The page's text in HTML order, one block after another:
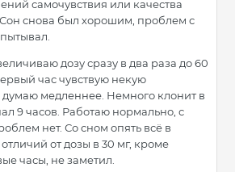
самочувствия или качества
снова был хорошим, проблем с
дозу сразу в два раза до 60
час чувствую некую
думаю медленнее. Немного клонит в
9 часов. Работаю нормально, с
нет. Со сном опять всё в
от дозы в 30 мг, кроме
часы, не заметил.